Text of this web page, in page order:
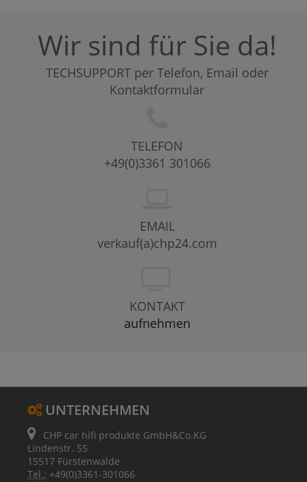
Wir sind für Sie da!
TECHSUPPORT per Telefon, Email oder
Kontaktformular
TELEFON
+49(0)3361 301066
EMAIL
verkauf(a)chp24.com
KONTAKT
aufnehmen
UNTERNEHMEN
CHP car hifi produkte GmbH&Co.KG
Lindenstr. 55
15517 Fürstenwalde
Tel.: +49(0)3361-301066